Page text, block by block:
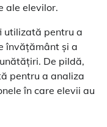
ale elevilor.
utilizată pentru a
învățământ și a
De pildă,
pentru a analiza
în care elevii au